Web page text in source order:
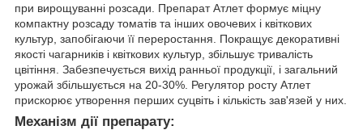
при вирощуванні розсади. Препарат Атлет формує міцну
компактну розсаду томатів та інших овочевих і квіткових
культур, запобігаючи її переростання. Покращує декоративні
якості чагарників і квіткових культур, збільшує тривалість
цвітіння. Забезпечується вихід ранньої продукції, і загальний
урожай збільшується на 20-30%. Регулятор росту Атлет
прискорює утворення перших суцвіть і кількість зав'язей у них.
Механізм дії препарату: